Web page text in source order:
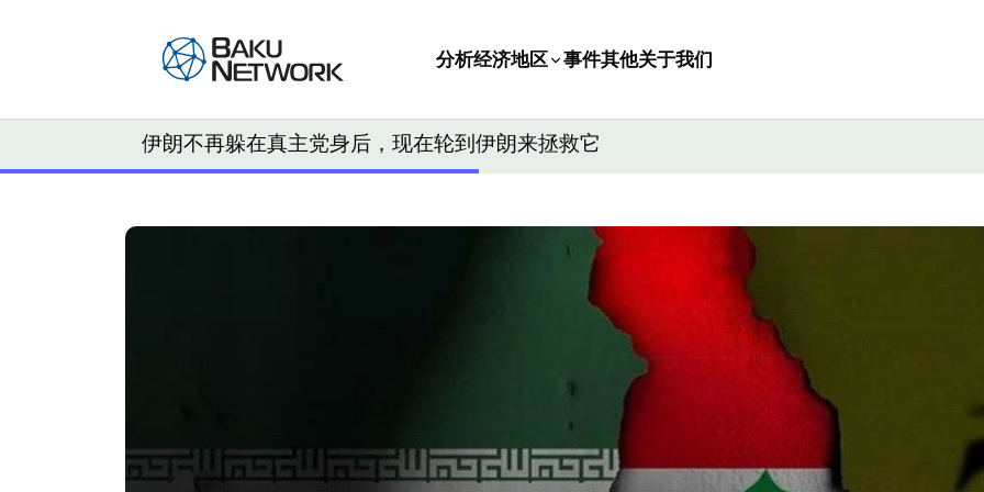
分析经济地区 事件其他关于我们
伊朗不再躲在真主党身后，现在轮到伊朗来拯救它